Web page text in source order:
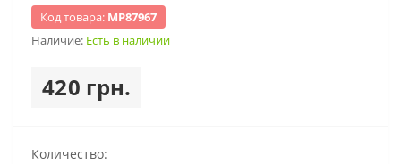
Код товара: МР87967
Наличие: Есть в наличии
420 грн.
Количество: